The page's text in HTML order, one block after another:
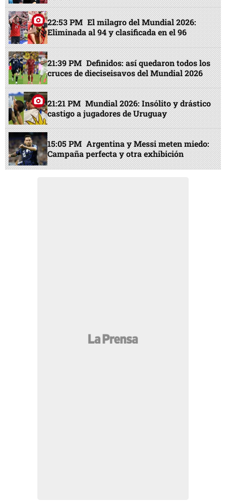
22:53 PM El milagro del Mundial 2026:
Eliminada al 94 y clasificada en el 96
21:39 PM Definidos: así quedaron todos los
cruces de dieciseisavos del Mundial 2026
21:21 PM Mundial 2026: Insólito y drástico
castigo a jugadores de Uruguay
15:05 PM Argentina y Messi meten miedo:
Campaña perfecta y otra exhibición